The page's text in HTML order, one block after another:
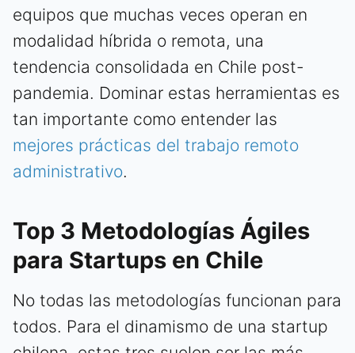
equipos que muchas veces operan en
modalidad híbrida o remota, una
tendencia consolidada en Chile post-
pandemia. Dominar estas herramientas es
tan importante como entender las
mejores prácticas del trabajo remoto
administrativo.
Top 3 Metodologías Ágiles
para Startups en Chile
No todas las metodologías funcionan para
todos. Para el dinamismo de una startup